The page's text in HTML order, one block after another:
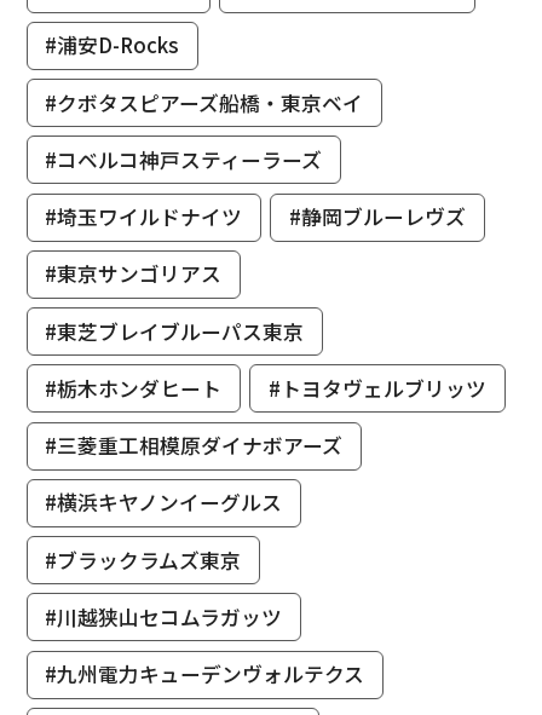
#浦安D-Rocks
#クボタスピアーズ船橋・東京ベイ
#コベルコ神戸スティーラーズ
#埼玉ワイルドナイツ
#静岡ブルーレヴズ
#東京サンゴリアス
#東芝ブレイブルーパス東京
#栃木ホンダヒート
#トヨタヴェルブリッツ
#三菱重工相模原ダイナボアーズ
#横浜キヤノンイーグルス
#ブラックラムズ東京
#川越狭山セコムラガッツ
#九州電力キューデンヴォルテクス